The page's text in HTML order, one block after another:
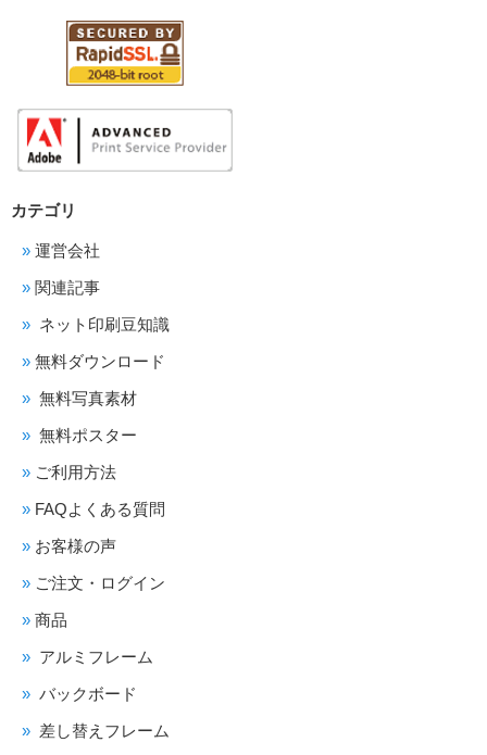
カテゴリ
運営会社
関連記事
ネット印刷豆知識
無料ダウンロード
無料写真素材
無料ポスター
ご利用方法
FAQよくある質問
お客様の声
ご注文・ログイン
商品
アルミフレーム
バックボード
差し替えフレーム